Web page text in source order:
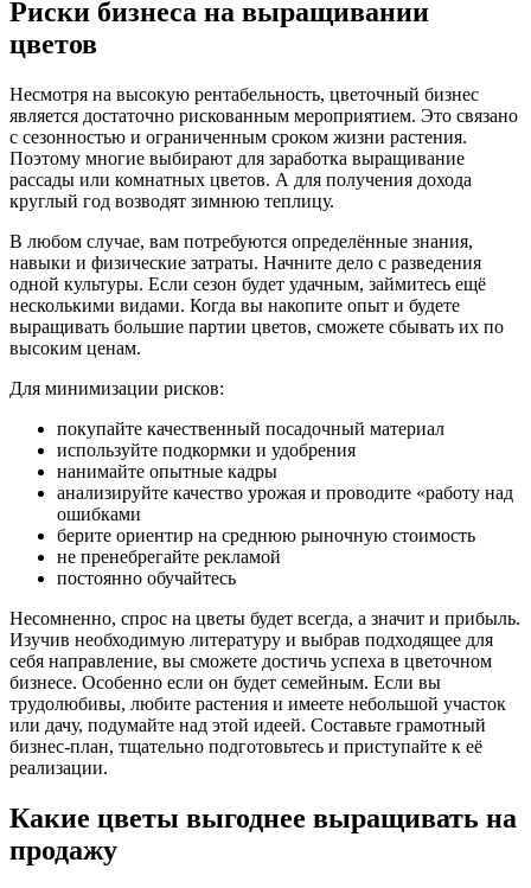
Риски бизнеса на выращивании
цветов
Несмотря на высокую рентабельность, цветочный бизнес
является достаточно рискованным мероприятием. Это связано
с сезонностью и ограниченным сроком жизни растения.
Поэтому многие выбирают для заработка выращивание
рассады или комнатных цветов. А для получения дохода
круглый год возводят зимнюю теплицу.
В любом случае, вам потребуются определённые знания,
навыки и физические затраты. Начните дело с разведения
одной культуры. Если сезон будет удачным, займитесь ещё
несколькими видами. Когда вы накопите опыт и будете
выращивать большие партии цветов, сможете сбывать их по
высоким ценам.
Для минимизации рисков:
покупайте качественный посадочный материал
используйте подкормки и удобрения
нанимайте опытные кадры
анализируйте качество урожая и проводите «работу над
ошибками
берите ориентир на среднюю рыночную стоимость
не пренебрегайте рекламой
постоянно обучайтесь
Несомненно, спрос на цветы будет всегда, а значит и прибыль.
Изучив необходимую литературу и выбрав подходящее для
себя направление, вы сможете достичь успеха в цветочном
бизнесе. Особенно если он будет семейным. Если вы
трудолюбивы, любите растения и имеете небольшой участок
или дачу, подумайте над этой идеей. Составьте грамотный
бизнес-план, тщательно подготовьтесь и приступайте к её
реализации.
Какие цветы выгоднее выращивать на
продажу